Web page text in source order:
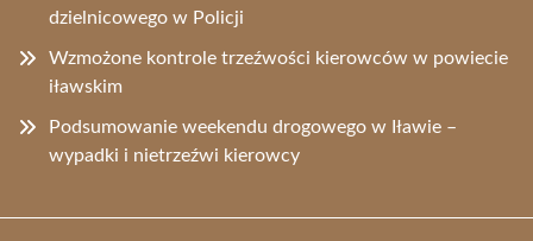
dzielnicowego w Policji
Wzmożone kontrole trzeźwości kierowców w powiecie
iławskim
Podsumowanie weekendu drogowego w Iławie –
wypadki i nietrzeźwi kierowcy